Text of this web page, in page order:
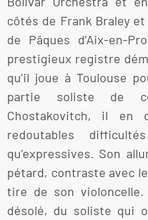
côtés de Frank Braley
de Pâques d’Aix-en-
prestigieux registre
qu’il joue à Toulouse
partie soliste de
Chostakovitch, il en
redoutables
qu’expressives. Son
pétard, contraste avec
tire de son
désolé, du soliste qui